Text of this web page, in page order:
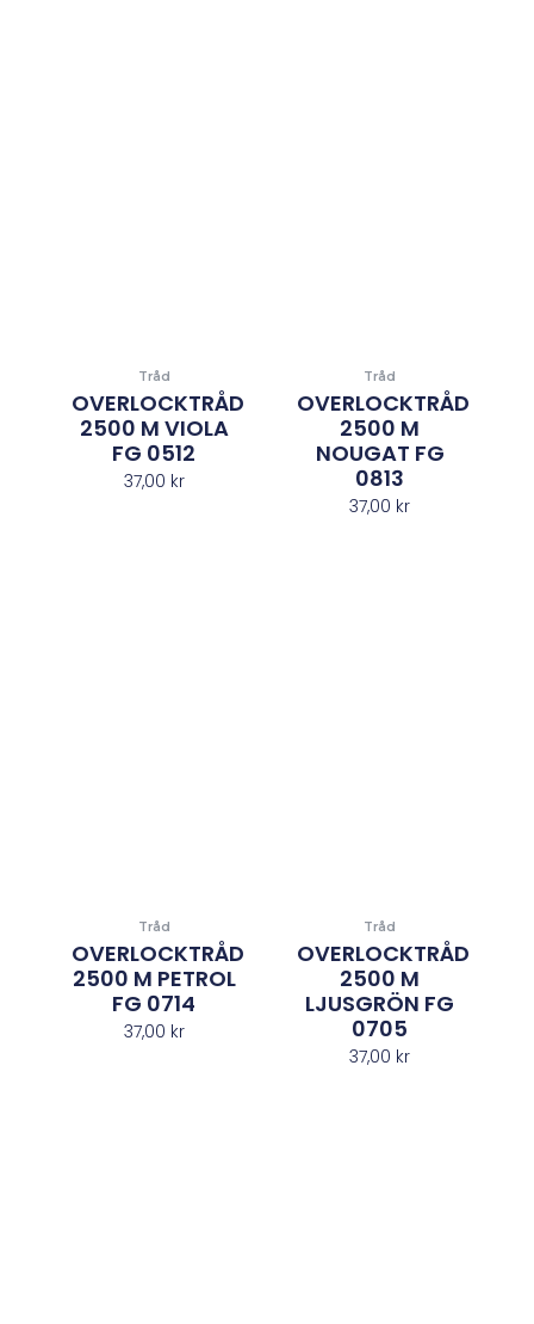
Tråd
OVERLOCKTRÅD
2500 M VIOLA
FG 0512
37,00 kr
Tråd
OVERLOCKTRÅD
2500 M
NOUGAT FG
0813
37,00 kr
Tråd
OVERLOCKTRÅD
2500 M PETROL
FG 0714
37,00 kr
Tråd
OVERLOCKTRÅD
2500 M
LJUSGRÖN FG
0705
37,00 kr